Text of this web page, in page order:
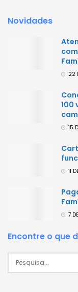
Novidades
22
100
15
11
7
Encontre o que